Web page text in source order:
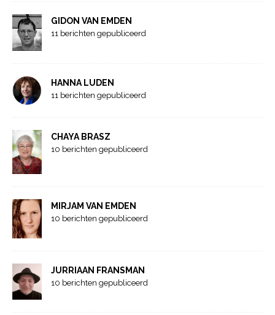
GIDON VAN EMDEN
11 berichten gepubliceerd
HANNA LUDEN
11 berichten gepubliceerd
CHAYA BRASZ
10 berichten gepubliceerd
MIRJAM VAN EMDEN
10 berichten gepubliceerd
JURRIAAN FRANSMAN
10 berichten gepubliceerd